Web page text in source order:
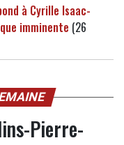
à Cyrille Isaac-
imminente (26
Pierre-